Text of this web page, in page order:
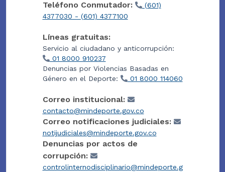
Teléfono Conmutador:
(601)
4377030 - (601) 4377100
Líneas gratuitas:
Servicio al ciudadano y anticorrupción:
01 8000 910237
Denuncias por Violencias Basadas en
Género en el Deporte:
01 8000 114060
Correo institucional:
contacto@mindeporte.gov.co
Correo notificaciones judiciales:
notijudiciales@mindeporte.gov.co
Denuncias por actos de
corrupción:
controlinternodisciplinario@mindeporte.g